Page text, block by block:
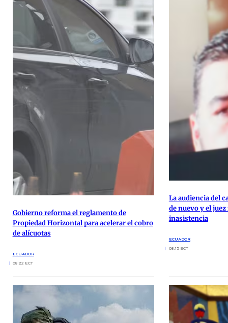
Gobierno reforma el reglamento de
Propiedad Horizontal para acelerar el cobro
de alícuotas
ECUADOR
08:22 ECT
La audiencia del
de nuevo y el
inasistencia
ECUADOR
08:15 ECT